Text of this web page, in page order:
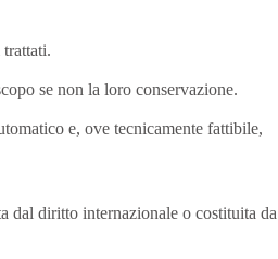
se non la loro conservazione.
e, ove tecnicamente fattibile,
dal diritto internazionale o costituita da